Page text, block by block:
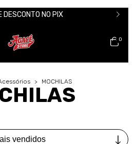
DESCONTO NO PIX
0
> MOCHILAS